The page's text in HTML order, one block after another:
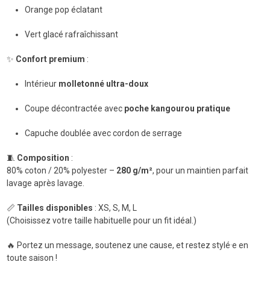
Orange pop éclatant
Vert glacé rafraîchissant
✨ Confort premium :
Intérieur molletonné ultra-doux
Coupe décontractée avec poche kangourou pratique
Capuche doublée avec cordon de serrage
🧵 Composition :
80% coton / 20% polyester – 280 g/m², pour un maintien parfait
lavage après lavage.
📏 Tailles disponibles : XS, S, M, L
(Choisissez votre taille habituelle pour un fit idéal.)
🔥 Portez un message, soutenez une cause, et restez stylé·e en
toute saison !